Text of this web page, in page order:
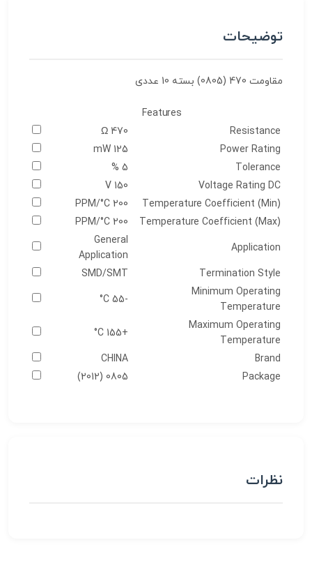
توضیحات
مقاومت 470 (0805) بسته 10 عددی
Features
Resistance
470 Ω
Power Rating
125 mW
Tolerance
5 %
Voltage Rating DC
150 V
Temperature Coefficient (Min)
200 PPM/°C
Temperature Coefficient (Max)
200 PPM/°C
Application
General
Application
Termination Style
SMD/SMT
Minimum Operating
Temperature
-55 C°
Maximum Operating
Temperature
+155 C°
Brand
CHINA
Package
0805 (2012)
نظرات